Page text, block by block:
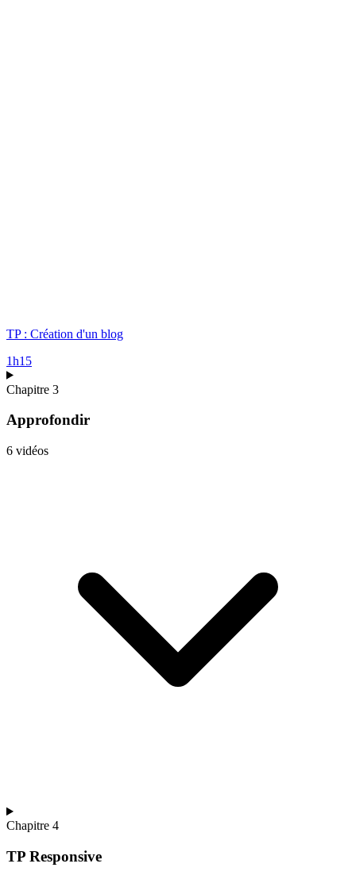
TP : Création d'un blog
1h15
Chapitre 3
Approfondir
6 vidéos
Chapitre 4
TP Responsive